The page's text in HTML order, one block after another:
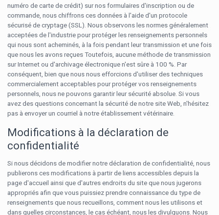
numéro de carte de crédit) sur nos formulaires d'inscription ou de
commande, nous chiffrons ces données à l'aide d'un protocole
sécurisé de cryptage (SSL). Nous observons les normes généralement
acceptées de l'industrie pour protéger les renseignements personnels
qui nous sont acheminés, à la fois pendant leur transmission et une fois
que nous les avons reçues Toutefois, aucune méthode de transmission
sur Internet ou d'archivage électronique n'est sûre à 100 %. Par
conséquent, bien que nous nous efforcions d'utiliser des techniques
commercialement acceptables pour protéger vos renseignements
personnels, nous ne pouvons garantir leur sécurité absolue. Si vous
avez des questions concernant la sécurité de notre site Web, n'hésitez
pas à envoyer un courriel à notre établissement vétérinaire.
Modifications à la déclaration de
confidentialité
Si nous décidons de modifier notre déclaration de confidentialité, nous
publierons ces modifications à partir de liens accessibles depuis la
page d'accueil ainsi que d'autres endroits du site que nous jugerons
appropriés afin que vous puissiez prendre connaissance du type de
renseignements que nous recueillons, comment nous les utilisons et
dans quelles circonstances, le cas échéant, nous les divulguons. Nous